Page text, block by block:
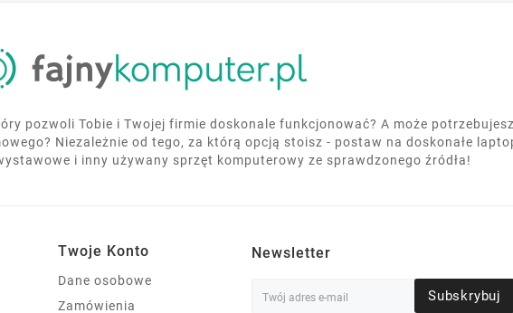
pozwoli Tobie i Twojej firmie doskonale funkcjonować? A może potrzebujesz
Niezależnie od tego, za którą opcją stoisz - postaw na doskonałe
i inny używany sprzęt komputerowy ze sprawdzonego źródła!
Twoje Konto
Dane osobowe
Zamówienia
Newsletter
Subskrybuj
Utwórz listę życzeń